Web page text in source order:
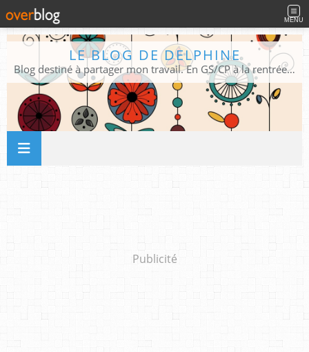
MENU
LE BLOG DE DELPHINE
Blog destiné à partager mon travail. En GS/CP à la rentrée 2026/2027 !
Publicité